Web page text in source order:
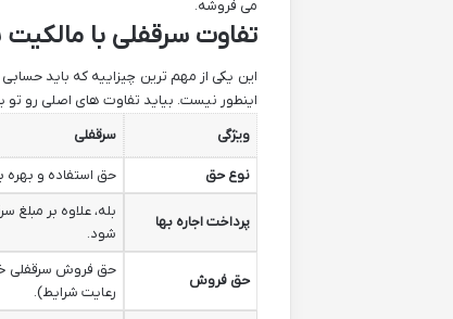
می فروشه.
تفاوت سرقفلی با
این یکی از مهم ترین چیزاییه که باید
اینطور نیست. بیاید تفاوت های اصلی رو
ویژگی
سرقفلی
نوع حق حق استفاده و بهره
پرداخت اجاره بها
بله، علاوه بر مبلغ
شود.
حق فروش
حق فروش سرقفلی
رعایت شرایط).